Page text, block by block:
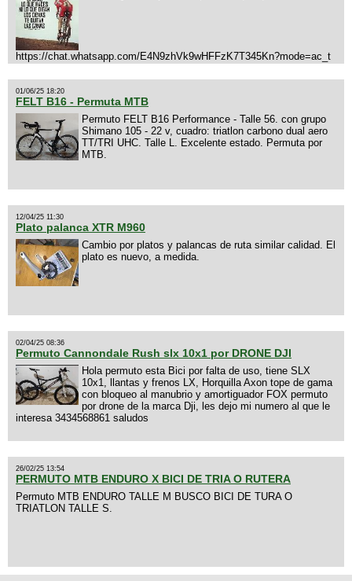
https://chat.whatsapp.com/E4N9zhVk9wHFFzK7T345Kn?mode=ac_t
01/06/25 18:20
FELT B16 - Permuta MTB
Permuto FELT B16 Performance - Talle 56. con grupo
Shimano 105 - 22 v, cuadro: triatlon carbono dual aero
TT/TRI UHC. Talle L. Excelente estado. Permuta por
MTB.
12/04/25 11:30
Plato palanca XTR M960
Cambio por platos y palancas de ruta similar calidad. El
plato es nuevo, a medida.
02/04/25 08:36
Permuto Cannondale Rush slx 10x1 por DRONE DJI
Hola permuto esta Bici por falta de uso, tiene SLX
10x1, llantas y frenos LX, Horquilla Axon tope de gama
con bloqueo al manubrio y amortiguador FOX permuto
por drone de la marca Dji, les dejo mi numero al que le
interesa 3434568861 saludos
26/02/25 13:54
PERMUTO MTB ENDURO X BICI DE TRIA O RUTERA
Permuto MTB ENDURO TALLE M BUSCO BICI DE TURA O
TRIATLON TALLE S.